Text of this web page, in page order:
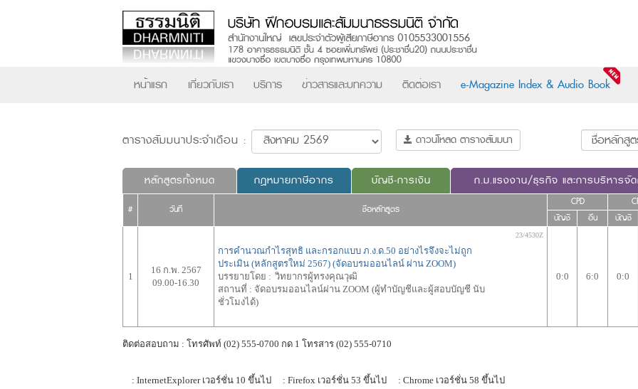
หน้าแรก เกี่ยวกับเรา บริการ ข่าวสารและบทความ ติดต่อเรา e-Magazine Index & Audio Book
ตารางสัมมนาประจำเดือน : ดาวน์โหลด ตารางสัมมนา
หลักสูตรทั้งหมด กฎหมายภาษีอากร บัญชี-การเงิน ก.ม.แรงงาน/ธุรกิจ และการบริหารจั
# วันที่ ชื่อหลักสูตร
CPD
บัญชี อื่น บัญชี
1
16 ก.พ. 2567
09.00-16.30
การคำนวณกำไรสุทธิ และกรอกแบบ ภ.ง.ด.50 อย่างไรจึงจะไม่ถูก
ประเมิน (หลักสูตรใหม่ 2567) (จัดอบรมออนไลน์ ผ่าน ZOOM)
บรรยายโดย : วิทยากรผู้ทรงคุณวุฒิ
สถานที่ : จัดอบรมออนไลน์ผ่าน ZOOM (ผู้ทำบัญชีและผู้สอบบัญชี นับ
ชั่วโมงได้)
23/4530Z
0:0 6:0 0:0
ติดต่อสอบถาม : โทรศัพท์ (02) 555-0700 กด 1 โทรสาร (02) 555-0710
: InternetExplorer เวอร์ชั่น 10 ขึ้นไป : Firefox เวอร์ชั่น 53 ขึ้นไป : Chrome เวอร์ชั่น 58 ขึ้นไป